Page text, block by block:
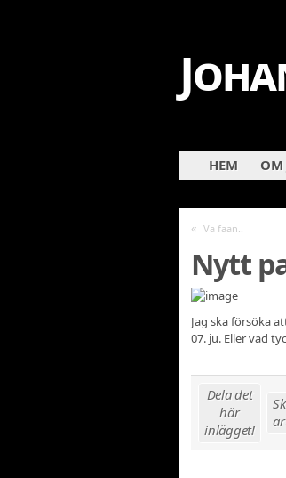
HEM OM
« Va faan..
Nytt
Jag ska försöka
07. ju. Eller vad
Dela det
här
inlägget!